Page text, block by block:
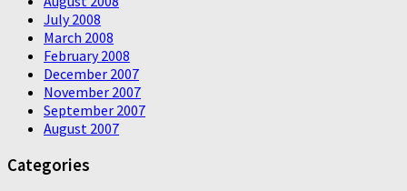
July 2008
March 2008
February 2008
December 2007
November 2007
September 2007
August 2007
Categories